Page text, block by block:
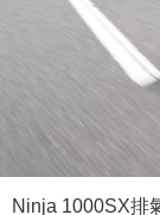
Ninja 1000SX排